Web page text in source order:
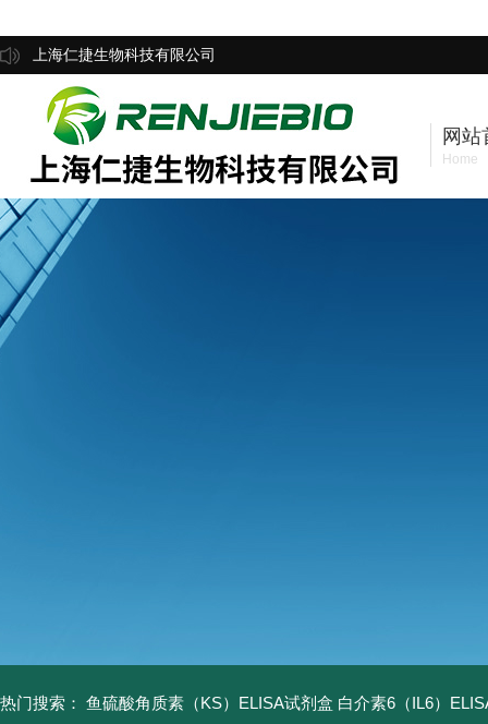
上海仁捷生物科技有限公司
网站
Home
热门搜索： 鱼硫酸角质素（KS）ELISA试剂盒 白介素6（IL6）